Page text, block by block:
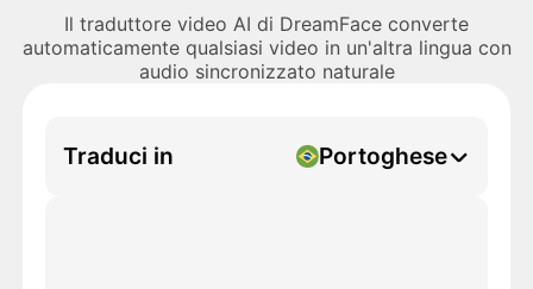
Il traduttore video AI di DreamFace converte
automaticamente qualsiasi video in un'altra lingua con
audio sincronizzato naturale
Traduci in Portoghese